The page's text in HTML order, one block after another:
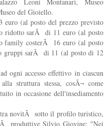
del Gioiello.
(al posto del prezzo previsto
ridotto sarÃ di 11 euro (al posto
family costerÃ 16 euro (al posto
gruppi sarÃ di 11 (al posto di 12
ogni accesso effettivo in ciascun
struttura stessa, cosÃ¬ come
in occasione dell'insediamento
novitÃ sotto il profilo turistico,
produttive Silvio Giovine: "Nei